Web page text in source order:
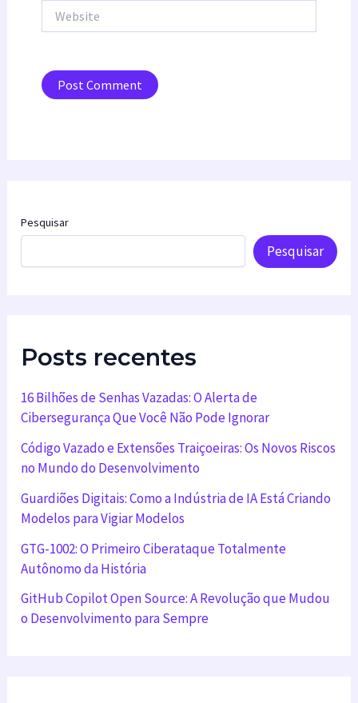
Pesquisar
Pesquisar
Posts recentes
16 Bilhões de Senhas Vazadas: O Alerta de
Cibersegurança Que Você Não Pode Ignorar
Código Vazado e Extensões Traiçoeiras: Os Novos Riscos
no Mundo do Desenvolvimento
Guardiões Digitais: Como a Indústria de IA Está Criando
Modelos para Vigiar Modelos
GTG-1002: O Primeiro Ciberataque Totalmente
Autônomo da História
GitHub Copilot Open Source: A Revolução que Mudou
o Desenvolvimento para Sempre